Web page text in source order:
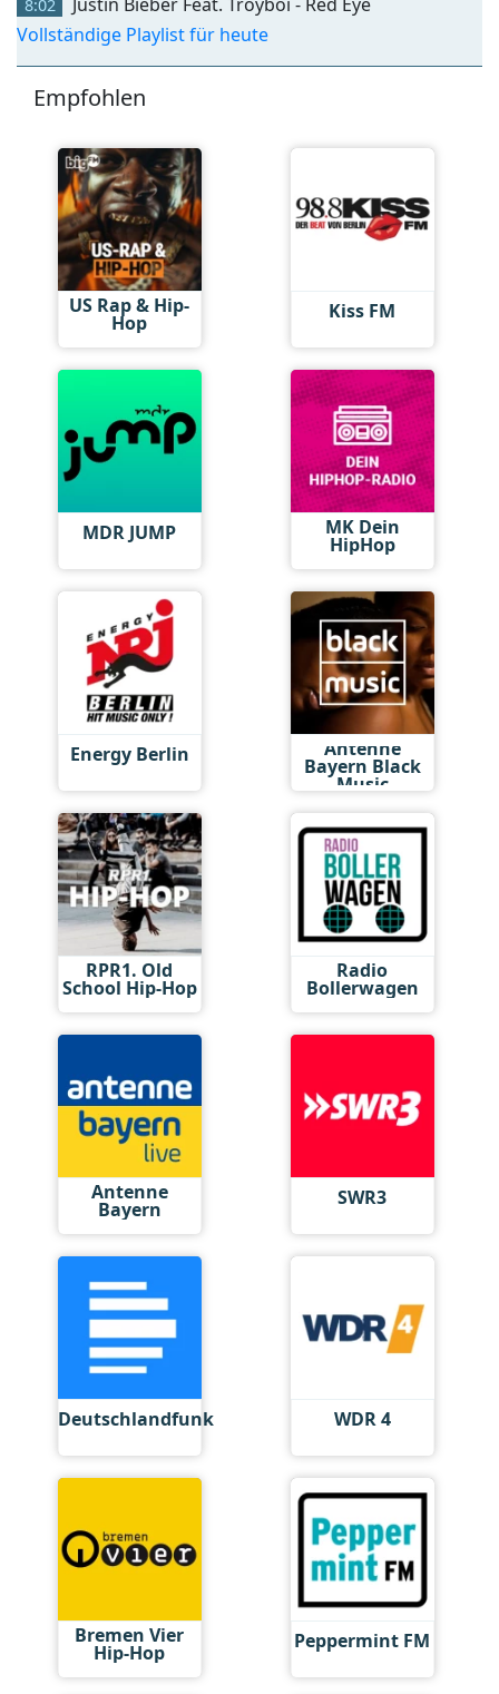
8:02
Vollständige Playlist für heute
Empfohlen
US Rap & Hip-
Hop Kiss FM
MDR JUMP MK Dein
HipHop
Energy Berlin Antenne
Bayern Black
Music
RPR1. Old
School Hip-Hop
Radio
Bollerwagen
Antenne
Bayern SWR3
Deutschlandfunk WDR 4
Bremen Vier
Hip-Hop Peppermint FM